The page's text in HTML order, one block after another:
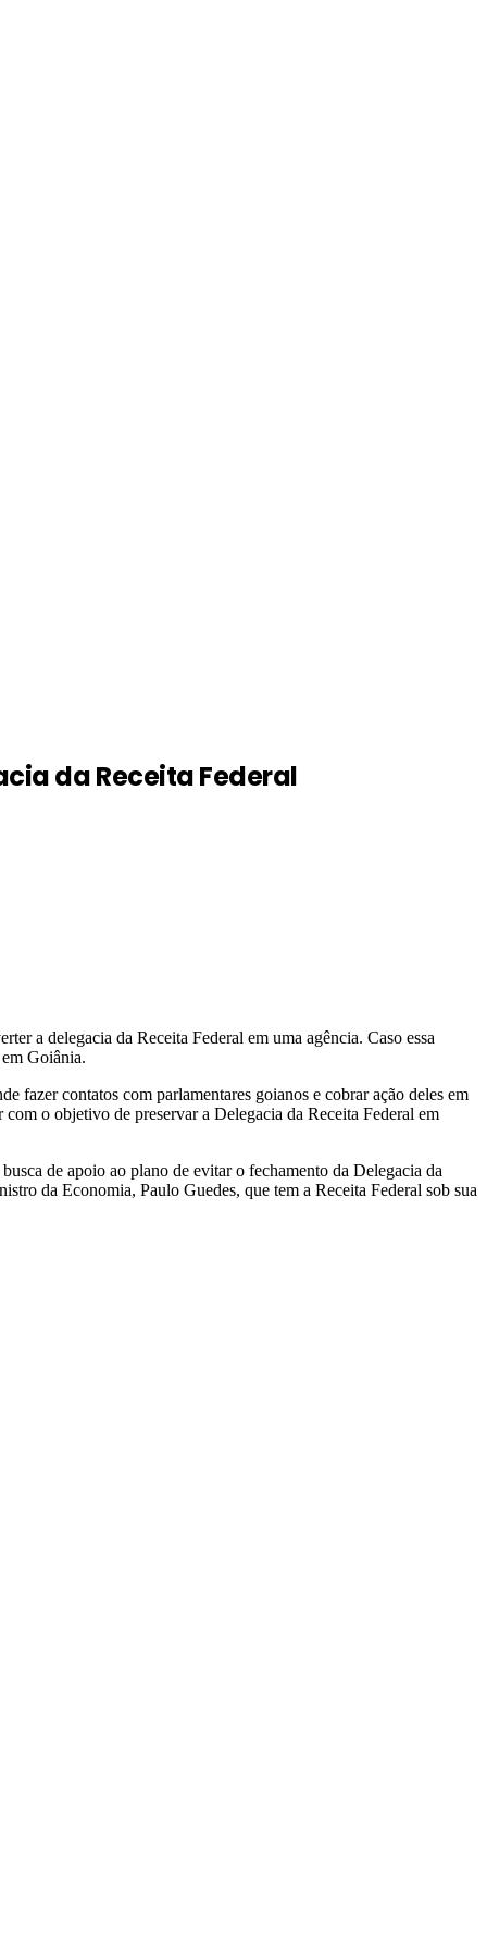
da Receita Federal
a delegacia da Receita Federal em uma agência. Caso essa
Goiânia.
fazer contatos com parlamentares goianos e cobrar ação deles em
o objetivo de preservar a Delegacia da Receita Federal em
de apoio ao plano de evitar o fechamento da Delegacia da
da Economia, Paulo Guedes, que tem a Receita Federal sob sua